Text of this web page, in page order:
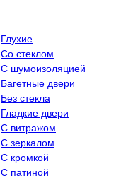
Глухие
Со стеклом
C шумоизоляцией
Багетные двери
Без стекла
Гладкие двери
С витражом
С зеркалом
С кромкой
С патиной